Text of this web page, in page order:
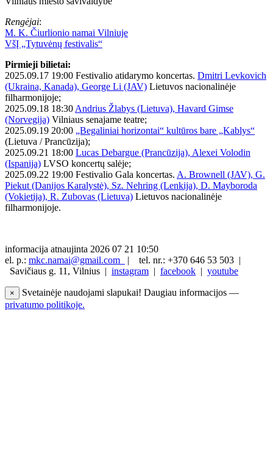
Rengėjai:
M. K. Čiurlionio namai Vilniuje
VšĮ „Tytuvėnų festivalis“
Pirmieji bilietai:
2025.09.17 19:00 Festivalio atidarymo koncertas. Dmitri Levkovich
(Ukraina, Kanada), George Li (JAV) Lietuvos nacionalinėje
filharmonijoje;
2025.09.18 18:30 Andrius Žlabys (Lietuva), Havard Gimse
(Norvegija) Vilniaus senajame teatre;
2025.09.19 20:00 „Begaliniai horizontai“ kultūros bare „Kablys“
(Lietuva / Prancūzija);
2025.09.21 18:00 Lucas Debargue (Prancūzija), Alexei Volodin
(Ispanija) LVSO koncertų salėje;
2025.09.22 19:00 Festivalio Gala koncertas. A. Brownell (JAV), G.
Piekut (Danijos Karalystė), Sz. Nehring (Lenkija), D. Mayboroda
(Vokietija), R. Zubovas (Lietuva) Lietuvos nacionalinėje
filharmonijoje.
informacija atnaujinta 2026 07 21 10:50
el. p.: mkc.namai@gmail.com |
tel. nr.: +370 646 53 503 |
Savičiaus g. 11, Vilnius | instagram | facebook | youtube
×
Svetainėje naudojami slapukai! Daugiau informacijos —
privatumo politikoje.